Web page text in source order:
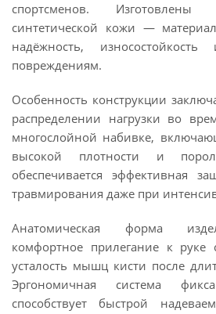
спортсменов. Изготовлены
синтетической кожи —
надёжность,
повреждениям.
Особенность конструкции
распределении нагрузки во
многослойной набивке,
высокой плотности и
обеспечивается эффективная
травмирования даже при
Анатомическая форма
комфортное прилегание к руке
усталость мышц кисти после
Эргономичная система
способствует быстрой